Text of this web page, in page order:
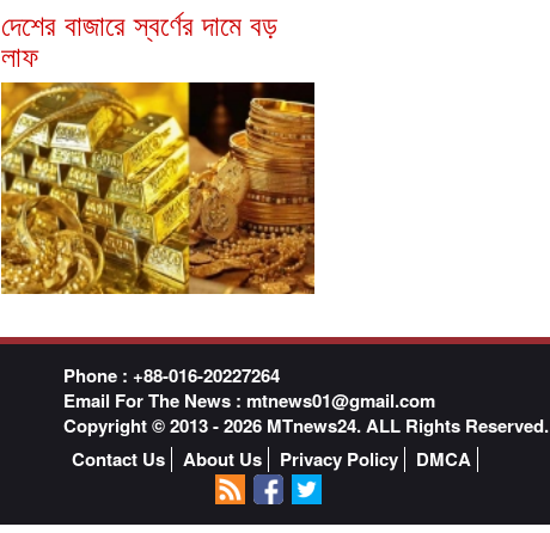
দেশের বাজারে স্বর্ণের দামে বড়
লাফ
Phone : +88-016-20227264
Email For The News : mtnews01@gmail.com
Copyright © 2013 - 2026 MTnews24. ALL Rights Reserved.
Contact Us
About Us Privacy Policy DMCA